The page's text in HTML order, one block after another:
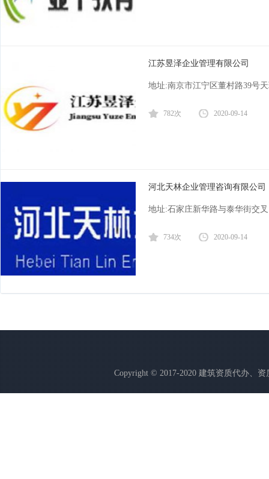
江苏昱泽企业管理有限公司
地址:南京市江宁区董村路39号
782次 2020-09-14
河北天林企业管理咨询有限公司
地址:石家庄新华路与泰华街交
734次 2020-09-14
Copyright © 2017-2020 建筑资质代办、